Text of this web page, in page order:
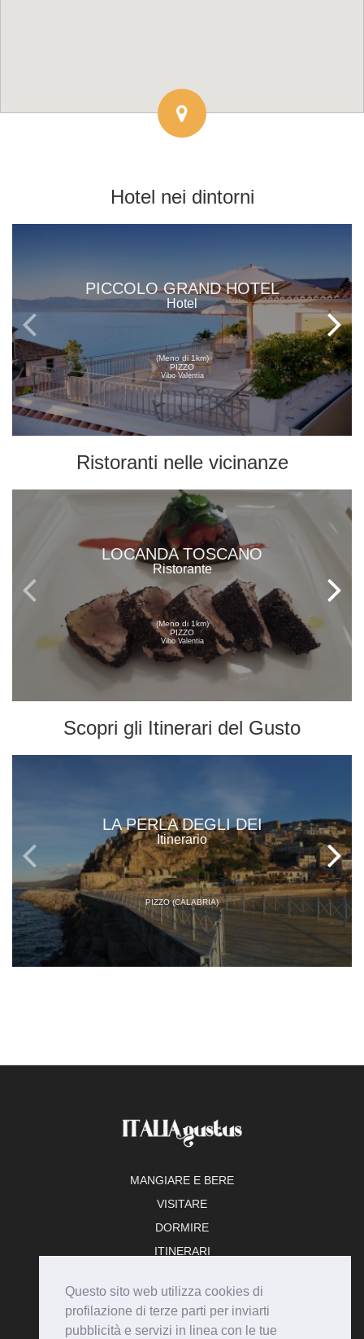
Questo sito web utilizza cookies di
profilazione di terze parti per inviarti
pubblicità e servizi in linea con le tue
Hotel nei dintorni
PICCOLO GRAND HOTEL
Hotel
(Meno di 1km)
PIZZO
Vibo Valentia
Ristoranti nelle vicinanze
LOCANDA TOSCANO
Ristorante
(Meno di 1km)
PIZZO
Vibo Valentia
Scopri gli Itinerari del Gusto
LA PERLA DEGLI DEI
Itinerario
PIZZO (CALABRIA)
MANGIARE E BERE
VISITARE
DORMIRE
ITINERARI
ADERISCI